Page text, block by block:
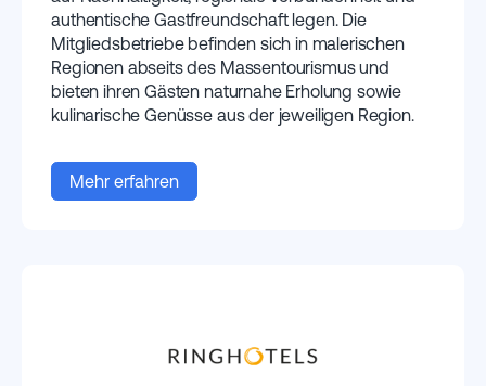
authentische Gastfreundschaft legen. Die
Mitgliedsbetriebe befinden sich in malerischen
Regionen abseits des Massentourismus und
bieten ihren Gästen naturnahe Erholung sowie
kulinarische Genüsse aus der jeweiligen Region.
Mehr erfahren